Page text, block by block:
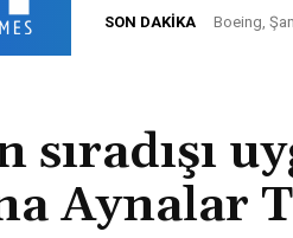
SON DAKIKA Boeing,
sıradışı
Aynalar